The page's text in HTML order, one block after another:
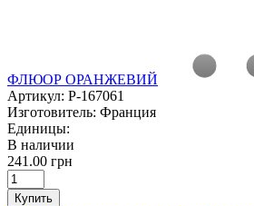
ФЛЮОР ОРАНЖЕВИЙ
Артикул: P-167061
Изготовитель: Франция
Единицы:
В наличии
241.00 грн
Купить